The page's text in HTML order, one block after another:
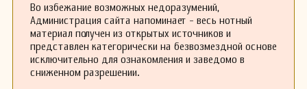
Во избежание возможных недоразумений,
Администрация сайта напоминает - весь нотный
материал получен из открытых источников и
представлен категорически на безвозмездной основе
исключительно для ознакомления и заведомо в
сниженном разрешении.